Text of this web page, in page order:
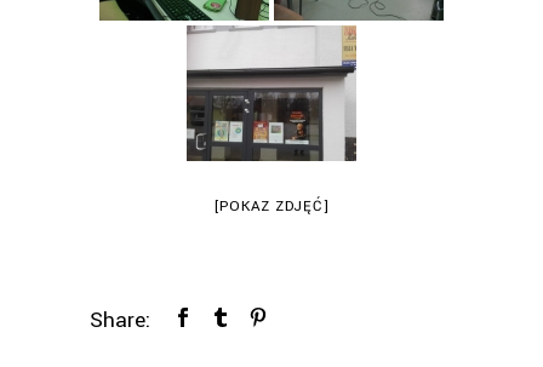
[POKAZ ZDJĘĆ]
Share: